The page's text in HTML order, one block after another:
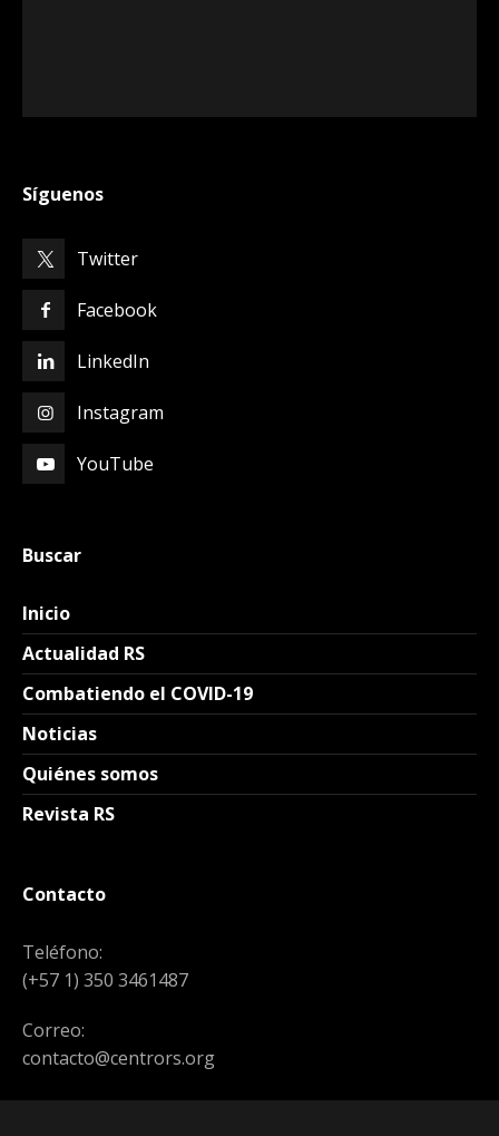
Síguenos
Twitter
Facebook
LinkedIn
Instagram
YouTube
Buscar
Inicio
Actualidad RS
Combatiendo el COVID-19
Noticias
Quiénes somos
Revista RS
Contacto
Teléfono:
(+57 1) 350 3461487
Correo:
contacto@centrors.org